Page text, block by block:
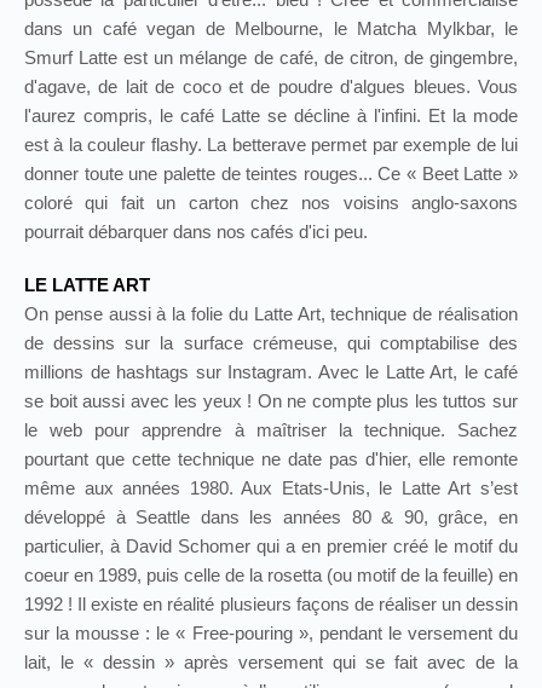
dans un café vegan de Melbourne, le Matcha Mylkbar, le
Smurf Latte est un mélange de café, de citron, de gingembre,
d'agave, de lait de coco et de poudre d'algues bleues. Vous
l'aurez compris, le café Latte se décline à l'infini. Et la mode
est à la couleur flashy. La betterave permet par exemple de lui
donner toute une palette de teintes rouges... Ce « Beet Latte »
coloré qui fait un carton chez nos voisins anglo-saxons
pourrait débarquer dans nos cafés d'ici peu.
LE LATTE ART
On pense aussi à la folie du Latte Art, technique de réalisation
de dessins sur la surface crémeuse, qui comptabilise des
millions de hashtags sur Instagram. Avec le Latte Art, le café
se boit aussi avec les yeux ! On ne compte plus les tuttos sur
le web pour apprendre à maîtriser la technique. Sachez
pourtant que cette technique ne date pas d'hier, elle remonte
même aux années 1980. Aux Etats-Unis, le Latte Art s’est
développé à Seattle dans les années 80 & 90, grâce, en
particulier, à David Schomer qui a en premier créé le motif du
coeur en 1989, puis celle de la rosetta (ou motif de la feuille) en
1992 ! Il existe en réalité plusieurs façons de réaliser un dessin
sur la mousse : le « Free‑pouring », pendant le versement du
lait, le « dessin » après versement qui se fait avec de la